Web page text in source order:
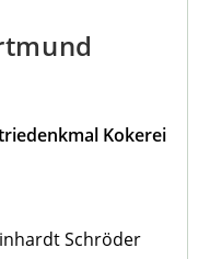
Kokerei
Schröder